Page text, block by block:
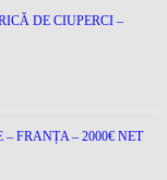
DE CIUPERCI –
FRANȚA – 2000€ NET